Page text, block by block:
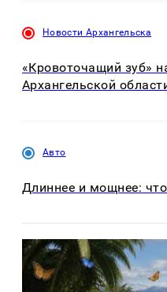
Новости Архангельска
«Кровоточащий зуб»
Архангельской
Авто
Длиннее и мощнее: